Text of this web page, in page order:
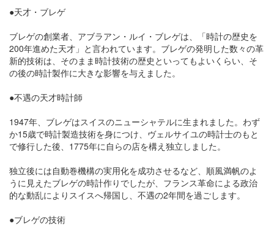
●天才・ブレゲ
ブレゲの創業者、アブラアン・ルイ・ブレゲは、「時計の歴史を
200年進めた天才」と言われています。ブレゲの発明した数々の革
新的技術は、そのまま時計技術の歴史といってもよいくらい、そ
の後の時計製作に大きな影響を与えました。
●不遇の天才時計師
1947年、ブレゲはスイスのニューシャテルに生まれました。わず
か15歳で時計製造技術を身につけ、ヴェルサイユの時計士のもと
で修行した後、1775年に自らの店を構え独立しました。
独立後には自動巻機構の実用化を成功させるなど、順風満帆のよ
うに見えたブレゲの時計作りでしたが、フランス革命による政治
的な動乱によりスイスへ帰国し、不遇の2年間を過ごします。
●ブレゲの技術